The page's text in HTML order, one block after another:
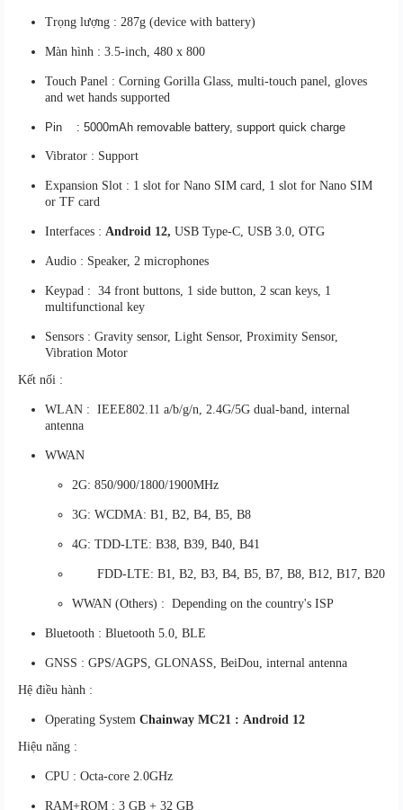
Trọng lượng : 287g (device with battery)
Màn hình : 3.5-inch, 480 x 800
Touch Panel : Corning Gorilla Glass, multi-touch panel, gloves
and wet hands supported
Pin : 5000mAh removable battery, support quick charge
Vibrator : Support
Expansion Slot : 1 slot for Nano SIM card, 1 slot for Nano SIM
or TF card
Interfaces : Android 12, USB Type-C, USB 3.0, OTG
Audio : Speaker, 2 microphones
Keypad : 34 front buttons, 1 side button, 2 scan keys, 1
multifunctional key
Sensors : Gravity sensor, Light Sensor, Proximity Sensor,
Vibration Motor
Kết nối :
WLAN : IEEE802.11 a/b/g/n, 2.4G/5G dual-band, internal
antenna
WWAN
2G: 850/900/1800/1900MHz
3G: WCDMA: B1, B2, B4, B5, B8
4G: TDD-LTE: B38, B39, B40, B41
FDD-LTE: B1, B2, B3, B4, B5, B7, B8, B12, B17, B20
WWAN (Others) : Depending on the country's ISP
Bluetooth : Bluetooth 5.0, BLE
GNSS : GPS/AGPS, GLONASS, BeiDou, internal antenna
Hệ điều hành :
Operating System Chainway MC21 : Android 12
Hiệu năng :
CPU : Octa-core 2.0GHz
RAM+ROM : 3 GB + 32 GB